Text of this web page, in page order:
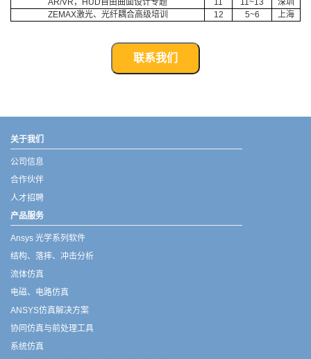
AR/VR，HUD自由曲面设计专题
11 11~13
深圳
ZEMAX激光、光纤耦合高级培训
12 5~6 上海
联系我们
关于我们
公司信息
合作伙伴
人才招聘
产品服务
Ansys 光学系列软件
结构、落摔、冲击分析
流体仿真
电磁、电路仿真
ANSYS仿真解决方案
协同仿真与前处理工具
系统仿真